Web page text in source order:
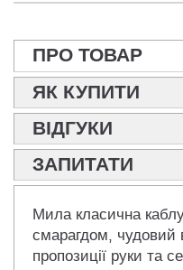
ПРО ТОВАР
ЯК КУПИТИ
ВІДГУКИ
ЗАПИТАТИ
Мила класична
смарагдом, чудовий
пропозиції руки та